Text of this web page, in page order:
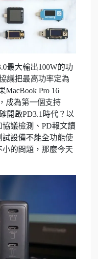
最大輸出100W的功
議把最高功率定為
MacBook Pro 16
成為第一個支持
開啟PD3.1時代？以
議檢測、PD報文讀
設備不能全功能使
的問題，那麼今天